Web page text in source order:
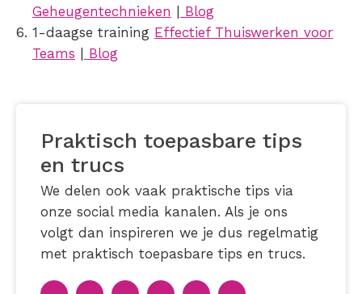
Geheugentechnieken
Blog
1-daagse training Effectief Thuiswerken voor
Teams
Blog
Praktisch toepasbare tips
en trucs
We delen ook vaak praktische tips via
onze social media kanalen. Als je ons
volgt dan inspireren we je dus regelmatig
met praktisch toepasbare tips en trucs.